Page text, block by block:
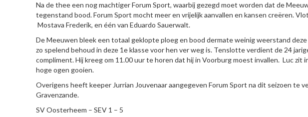
Na de thee een nog machtiger Forum Sport, waarbij gezegd moet worden dat de
tegenstand bood. Forum Sport mocht meer en vrijelijk aanvallen en kansen creëren.
Mostava Frederik, en één van Eduardo Sauerwalt.
De Meeuwen bleek een totaal geklopte ploeg en bood dermate weinig weerstand
zo spelend behoud in deze 1e klasse voor hen ver weg is. Tenslotte verdient de 24
compliment. Hij kreeg om 11.00 uur te horen dat hij in Voorburg moest invallen. Luc zit
hoge ogen gooien.
Overigens heeft keeper Jurrian Jouvenaar aangegeven Forum Sport na dit seizoen te
Gravenzande.
SV Oosterheem – SEV 1 – 5